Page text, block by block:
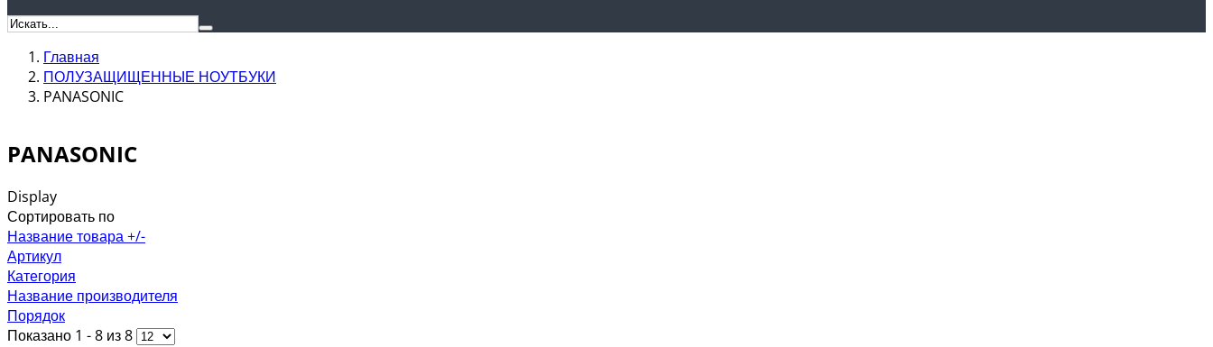
Главная
ПОЛУЗАЩИЩЕННЫЕ НОУТБУКИ
PANASONIC
PANASONIC
Display
Сортировать по
Название товара +/-
Артикул
Категория
Название производителя
Порядок
Показано 1 - 8 из 8